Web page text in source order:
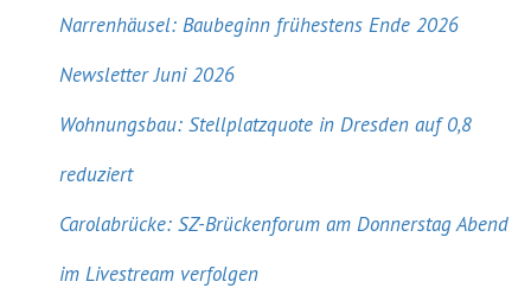
Narrenhäusel: Baubeginn frühestens Ende 2026
Newsletter Juni 2026
Wohnungsbau: Stellplatzquote in Dresden auf 0,8
reduziert
Carolabrücke: SZ-Brückenforum am Donnerstag Abend
im Livestream verfolgen